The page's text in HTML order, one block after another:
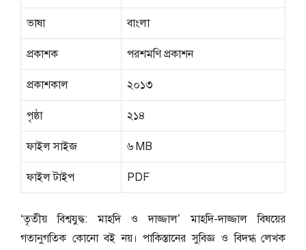
ভাষা বাংলা
প্রকাশক পরশমণি প্রকাশন
প্রকাশকাল ২০১৩
পৃষ্ঠা ২১৪
ফাইল সাইজ ৬ MB
ফাইল টাইপ PDF
‘তৃতীয় বিশ্বযুদ্ধ: মাহদি ও দাজ্জাল’ মাহদি-দাজ্জাল বিষয়ের
গতানুগতিক কোনো বই নয়। পাকিস্তানের সুবিজ্ঞ ও বিদগ্ধ লেখক